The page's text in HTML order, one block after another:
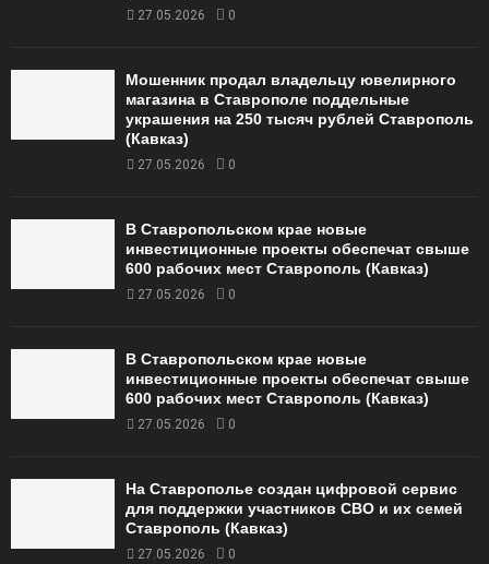
27.05.2026 0
Мошенник продал владельцу ювелирного
магазина в Ставрополе поддельные
украшения на 250 тысяч рублей Ставрополь
(Кавказ)
27.05.2026 0
В Ставропольском крае новые
инвестиционные проекты обеспечат свыше
600 рабочих мест Ставрополь (Кавказ)
27.05.2026 0
В Ставропольском крае новые
инвестиционные проекты обеспечат свыше
600 рабочих мест Ставрополь (Кавказ)
27.05.2026 0
На Ставрополье создан цифровой сервис
для поддержки участников СВО и их семей
Ставрополь (Кавказ)
27.05.2026 0